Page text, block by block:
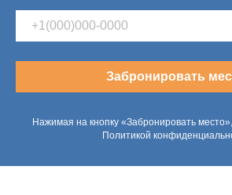
Забронировать
Нажимая на кнопку «Забронировать
Политикой